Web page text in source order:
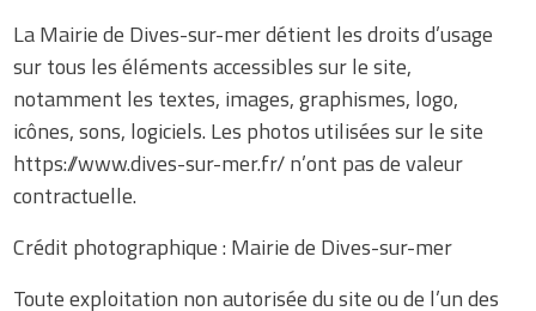
La Mairie de Dives-sur-mer détient les droits d’usage
sur tous les éléments accessibles sur le site,
notamment les textes, images, graphismes, logo,
icônes, sons, logiciels. Les photos utilisées sur le site
https://www.dives-sur-mer.fr/ n’ont pas de valeur
contractuelle.
Crédit photographique : Mairie de Dives-sur-mer
Toute exploitation non autorisée du site ou de l’un des